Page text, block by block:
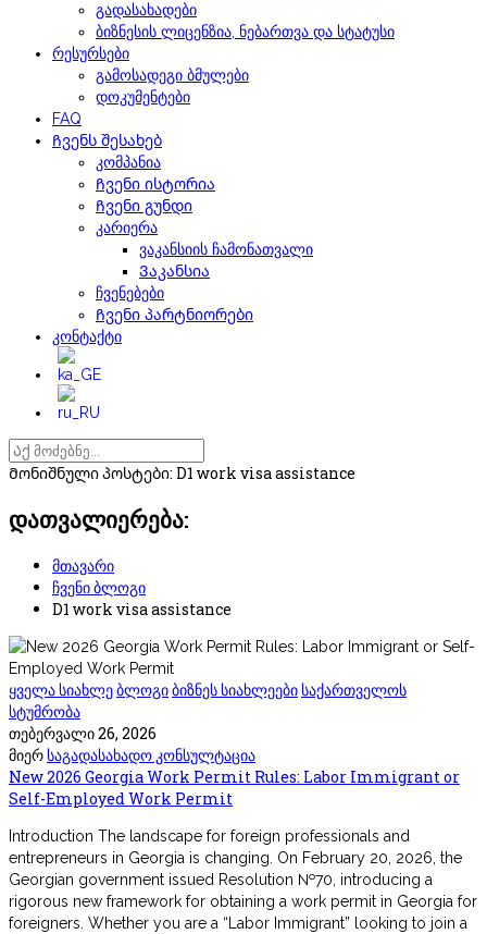
გადასახადები
ბიზნესის ლიცენზია, ნებართვა და სტატუსი
რესურსები
გამოსადეგი ბმულები
დოკუმენტები
FAQ
Ჩვენს შესახებ
კომპანია
Ჩვენი ისტორია
Ჩვენი გუნდი
კარიერა
ვაკანსიის ჩამონათვალი
Ვაკანსია
ჩვენებები
Ჩვენი პარტნიორები
კონტაქტი
Მონიშნული პოსტები: D1 work visa assistance
დათვალიერება:
მთავარი
ჩვენი ბლოგი
D1 work visa assistance
ყველა სიახლებლოგიბიზნეს სიახლეებისაქართველოს
სტუმრობა
თებერვალი 26, 2026
მიერსაგადასახადო კონსულტაცია
New 2026 Georgia Work Permit Rules: Labor Immigrant or
Self-Employed Work Permit
Introduction The landscape for foreign professionals and
entrepreneurs in Georgia is changing. On February 20, 2026, the
Georgian government issued Resolution №70, introducing a
rigorous new framework for obtaining a work permit in Georgia for
foreigners. Whether you are a “Labor Immigrant” looking to join a